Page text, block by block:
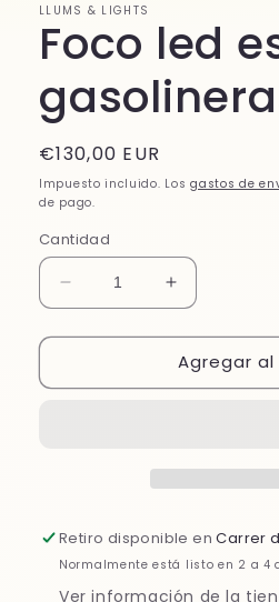
LLUMS & LIGHTS
Foco led
Precio
habitual
€130,00 EUR
Impuesto incluido. Losgastos de
de pago.
Cantidad
Reducir
cantidad
para
led
Aumentar
cantidad
para
Foco
led
Agregar
Retiro disponible enCarrer
Normalmente está listo en 2 a 4
Ver información de la